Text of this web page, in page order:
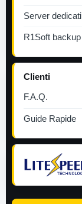
Server dedicati
R1Soft backup
Clienti
F.A.Q.
Guide Rapide